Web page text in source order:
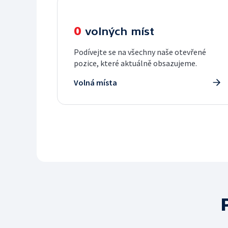
0 volných míst
Podívejte se na všechny naše otevřené
pozice, které aktuálně obsazujeme.
Volná místa